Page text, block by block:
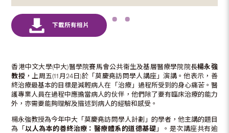
香港中文大學(中大)醫學院賽馬會公共衞生及基層醫療學院院長楊永強
教授 ，上周五(11月24日)於「莫慶堯訪問學人講座」演講。他表示，善
終治療最基本的目標是減輕病人在「治療」過程所受到的身心痛苦。醫
護專業人員在過程中應擔當病人的伙伴，他們除了要有臨床治療的能力
外，亦需要能夠理解及描述到病人的經驗和感受。
楊永強教授為今年中大「莫慶堯訪問學人計劃」的學者，他主講的題目
為「以人為本的善終治療：醫療體系的道德基礎」。是次講座共有逾